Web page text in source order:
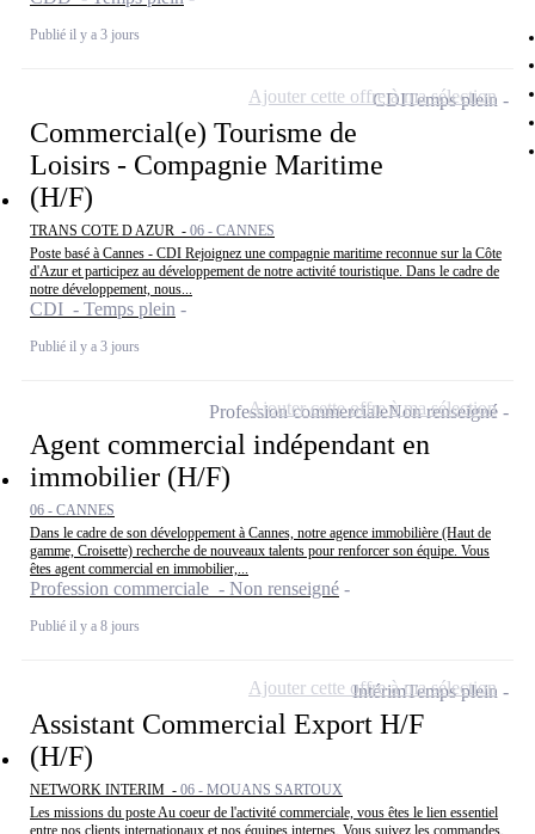
Publié il y a 3 jours
Commercial(e) Tourisme de
Loisirs - Compagnie Maritime
(H/F)
TRANS COTE D AZUR - 06 - CANNES
Poste basé à Cannes - CDI Rejoignez une compagnie maritime reconnue sur la Côte
d'Azur et participez au développement de notre activité touristique. Dans le cadre de
notre développement, nous...
CDI - Temps plein
Publié il y a 3 jours
CDITemps plein
Ajouter cette offre à ma sélection
Agent commercial indépendant en
immobilier (H/F)
06 - CANNES
Dans le cadre de son développement à Cannes, notre agence immobilière (Haut de
gamme, Croisette) recherche de nouveaux talents pour renforcer son équipe. Vous
êtes agent commercial en immobilier,...
Profession commerciale - Non renseigné
Publié il y a 8 jours
Profession commercialeNon renseigné
Ajouter cette offre à ma sélection
Assistant Commercial Export H/F
(H/F)
NETWORK INTERIM - 06 - MOUANS SARTOUX
Les missions du poste Au coeur de l'activité commerciale, vous êtes le lien essentiel
entre nos clients internationaux et nos équipes internes. Vous suivez les commandes,
IntérimTemps plein
Ajouter cette offre à ma sélection